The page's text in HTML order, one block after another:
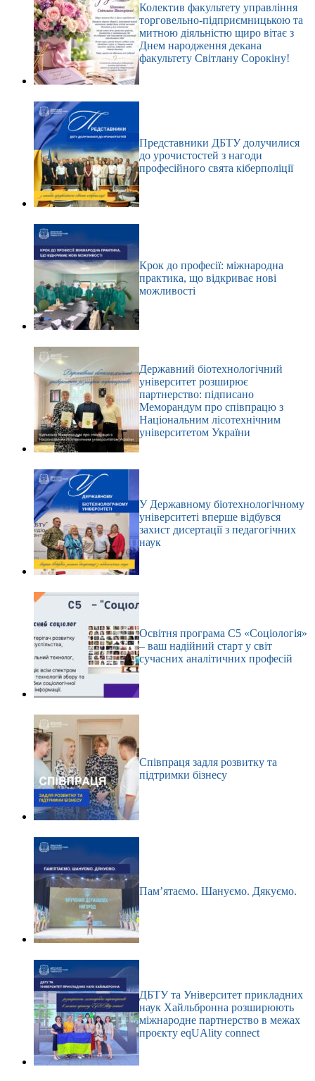
Колектив факультету управління
торговельно-підприємницькою та
митною діяльністю щиро вітає з
Днем народження декана
факультету Світлану Сорокіну!
Представники ДБТУ долучилися
до урочистостей з нагоди
професійного свята кіберполіції
Крок до професії: міжнародна
практика, що відкриває нові
можливості
Державний біотехнологічний
університет розширює
партнерство: підписано
Меморандум про співпрацю з
Національним лісотехнічним
університетом України
У Державному біотехнологічному
університеті вперше відбувся
захист дисертації з педагогічних
наук
Освітня програма С5 «Соціологія»
– ваш надійний старт у світ
сучасних аналітичних професій
Співпраця задля розвитку та
підтримки бізнесу
Пам’ятаємо. Шануємо. Дякуємо.
ДБТУ та Університет прикладних
наук Хайльбронна розширюють
міжнародне партнерство в межах
проєкту eqUAlity connect